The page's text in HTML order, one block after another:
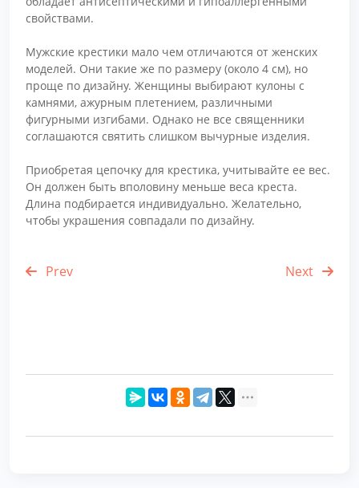
свойствами.
Мужские крестики мало чем отличаются от женских
моделей. Они такие же по размеру (около 4 см), но
проще по дизайну. Женщины выбирают кулоны с
камнями, ажурным плетением, различными
фигурными изгибами. Однако не все священники
соглашаются святить слишком вычурные изделия.
Приобретая цепочку для крестика, учитывайте ее вес.
Он должен быть вполовину меньше веса креста.
Длина подбирается индивидуально. Желательно,
чтобы украшения совпадали по дизайну.
Prev Next